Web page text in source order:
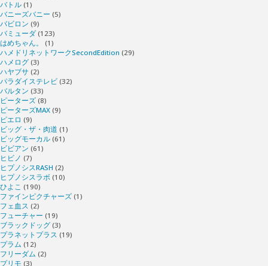
バトル (1)
バニーズバニー (5)
バビロン (9)
バミューダ (123)
はめちゃん。
(1)
ハメドリネットワークSecondEdition (29)
ハメログ (3)
ハヤブサ (2)
パラダイステレビ (32)
バルタン (33)
ピーターズ (8)
ピーターズMAX (9)
ピエロ (9)
ビッグ・ザ・肉道 (1)
ビッグモーカル (61)
ビビアン (61)
ヒビノ (7)
ヒプノシスRASH (2)
ヒプノシスラボ (10)
ひよこ (190)
ファインピクチャーズ (1)
フェ血ス (2)
フューチャー (19)
ブラックドッグ (3)
プラネットプラス (19)
プラム (12)
フリーダム (2)
プリモ (3)